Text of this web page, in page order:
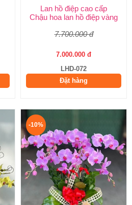
Lan hồ điệp cao cấp
Chậu hoa lan hồ điệp vàng
7.700.000 đ
7.000.000 đ
LHD-072
Đặt hàng
-10%